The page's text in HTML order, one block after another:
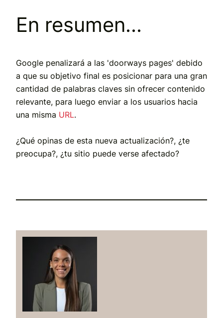
En resumen...
Google penalizará a las 'doorways pages' debido
a que su objetivo final es posicionar para una gran
cantidad de palabras claves sin ofrecer contenido
relevante, para luego enviar a los usuarios hacia
una misma URL.
¿Qué opinas de esta nueva actualización?, ¿te
preocupa?, ¿tu sitio puede verse afectado?